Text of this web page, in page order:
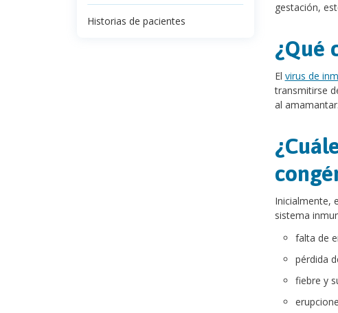
Historias de pacientes
gestación,
¿Qué
El virus de
transmitirse
al amamantar.
Inicialmente,
sistema
falta de
pérdida
fiebre y